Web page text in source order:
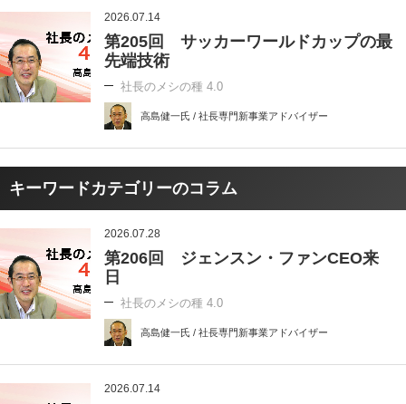
2026.07.14
第205回 サッカーワールドカップの最
先端技術
社長のメシの種 4.0
高島健一氏 / 社長専門新事業アドバイザー
キーワードカテゴリーのコラム
2026.07.28
第206回 ジェンスン・ファンCEO来
日
社長のメシの種 4.0
高島健一氏 / 社長専門新事業アドバイザー
2026.07.14